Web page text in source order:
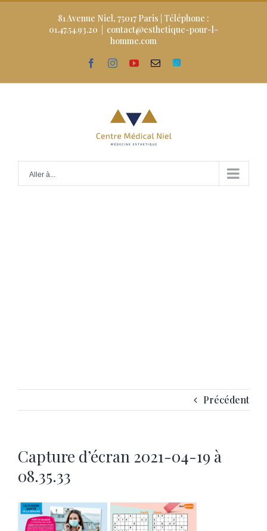
Skip
81 Avenue Niel, 75017 Paris | Téléphone :
01.47.54.93.20
contact@esthetique-pour-l-
homme.com
facebookinstagram
youtubeEmailDoctolib
Aller à...
Précédent
Capture d’écran 2021-04-19 à
08.35.33